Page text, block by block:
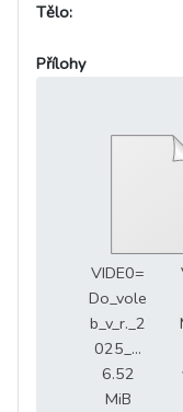
Tělo:
Přílohy
VIDE0=
Do_vole
b_v_r._2
025_...
6.52
MiB